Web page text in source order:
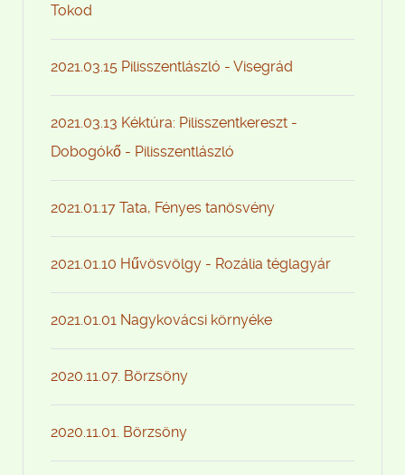
Tokod
2021.03.15 Pilisszentlászló - Visegrád
2021.03.13 Kéktúra: Pilisszentkereszt -
Dobogókő - Pilisszentlászló
2021.01.17 Tata, Fényes tanösvény
2021.01.10 Hűvösvölgy - Rozália téglagyár
2021.01.01 Nagykovácsi környéke
2020.11.07. Börzsöny
2020.11.01. Börzsöny